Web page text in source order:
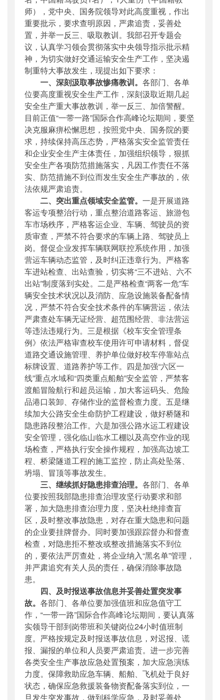
师），党中央、国务院领导对此高度重视，作出
重要批示，要求查明原因，严肃追责，妥善处
置，并举一反三、吸取教训。我部召开专题会
议，认真学习领会贯彻落实中央领导指示批示精
神，为切实做好交通运输安全生产工作，坚决遏
制重特大事故发生，现提出如下要求：
一、深刻汲取事故惨痛教训。 各部门、各单
位要高度重视安全生产工作，深刻汲取近期几起
安全生产重大事故教训，举一反三、加倍警醒。
目前正值“一带一路”国际合作高峰论坛期间，要坚
决克服麻痹松懈思想，按照党中央、国务院的要
求，持续保持高压态势，严格落实安全监管责任
和企业安全生产主体责任，加强组织领导，狠抓
安全生产各项防范措施落实，凡因工作责任不落
实、防范措施不到位而发生安全生产事故的，依
法依规严肃追责。
二、突出重点领域安全监管。 一是开展道路
客运专项整治行动，重点整治道路客运、旅游包
车市场秩序，严格客运企业、车辆、驾驶员的资
质审查，严禁不符合要求的车辆上路、驾驶员上
岗。督促企业发挥车辆联网联控系统作用，加强
营运车辆动态监管，及时纠正违章行为。严格客
车进站检查、出站查验，切实将“三不进站、六不
出站”制度落到实处。二是严格检查“两客一危”车
辆安全技术状况以及消防、应急设施装备配备情
况，严禁不符合安全技术条件的车辆营运，依法
严肃查处车辆无证经营、超范围经营、非法营运
等违法违规行为。三是根据《校车安全管理条
例》依法严格审查校车使用许可申请材料，督促
道路交通设施管理、养护单位做好校车停靠站点
标牌设置、道路养护等工作。四是加强“六区一
线”重点水域和“四类重点船舶”安全监管，严禁客
渡船冒险航行和超员运输，加大客运码头、危险
品港口装卸、存储作业的监督检查力度。五是继
续加大公路安全生命防护工程建设，做好桥隧和
隐患路段整治工作。六是加强公路水运工程建设
安全管理，强化临山临水工棚以及高空作业的现
场检查，严格执行安全操作规程，加强高边坡工
程、桥梁隧道工程的施工监控，防止高处坠落、
坍塌、冒顶等事故发生。
三、继续抓好隐患排查治理。 各部门、各单
位要按照我部隐患排查治理攻坚行动要求和部
署，加大隐患排查治理力度，坚决杜绝排查盲
区，及时整改事故隐患，对存在重大隐患和问题
的企业要挂牌督办。同时要加强跟踪督办和督查
检查，对隐患拒不整改或整改措施落实不到位
的，要依法严厉查处，将企业纳入“黑名单”管理，
并严肃追究有关人员的责任，确保消除事故隐
患。
四、及时报送事故信息并妥善处置突发事
故。 各部门、各单位要加强值班和应急值守工
作，“一带一路”国际合作高峰论坛期间，要认真落
实领导干部到岗带班和关键岗位24小时值班制
度。严格按规定及时报送事故信息，对迟报、谎
报、漏报的单位和人员要严肃追责。进一步完善
各类安全生产事故应急处置预案，加大应急演练
力度。保障救助应急车辆、船舶、飞机处于良好
状态，确保应急救援装备物资配备落实到位，一
旦发生突发事故，做到科学应急，及时妥善处